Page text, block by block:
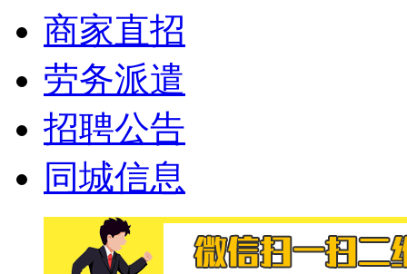
商家直招
劳务派遣
招聘公告
同城信息